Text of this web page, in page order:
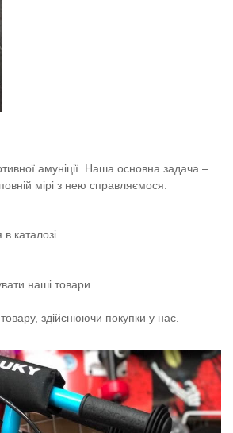
амуніції. Наша основна задача –
мірі з нею справляємося.
каталозі.
наші товари.
здійснюючи покупки у нас.